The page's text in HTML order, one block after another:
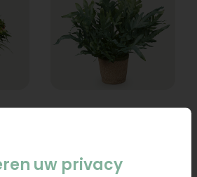
uw privacy